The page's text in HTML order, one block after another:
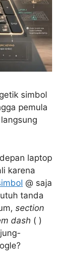
simbol
pemula
laptop
karena
@ saja
tanda
section
dash ( )